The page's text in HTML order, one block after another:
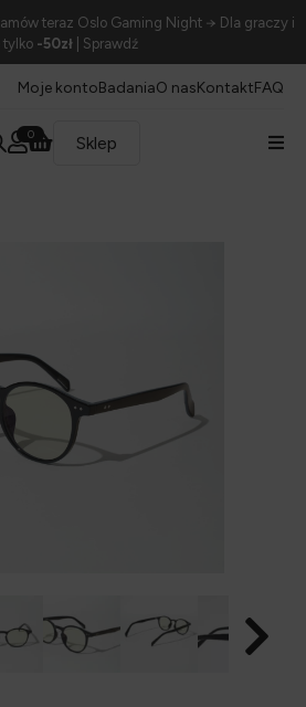
teraz Oslo Gaming Night → Dla graczy i
tylko -50zł| Sprawdź
Moje kontoBadaniaO nasKontaktFAQ
0 Sklep